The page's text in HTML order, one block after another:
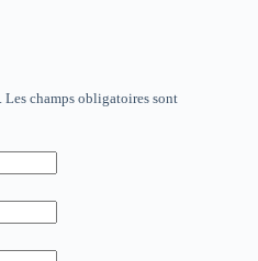
Les champs obligatoires sont